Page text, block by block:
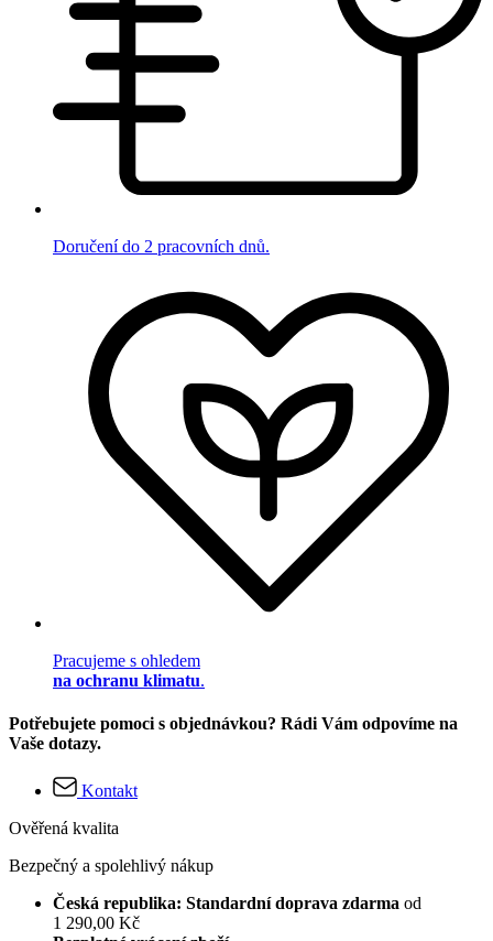
Doručení do 2 pracovních dnů.
Pracujeme s ohledem
na ochranu klimatu.
Potřebujete pomoci s objednávkou? Rádi Vám odpovíme na
Vaše dotazy.
Kontakt
Ověřená kvalita
Bezpečný a spolehlivý nákup
Česká republika: Standardní doprava zdarma od
1 290,00 Kč